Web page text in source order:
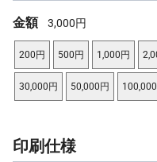
金額 3,000円
200円 500円 1,000円
30,000円 50,000円
印刷仕様